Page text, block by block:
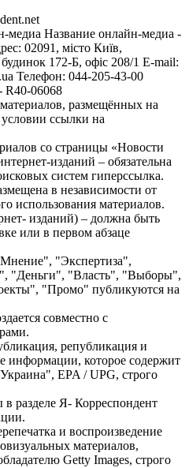
медиа Название онлайн-медиа -
02091, місто Київ,
172-Б, офіс 208/1 E-mail:
Телефон: 044-205-43-00
R40-06068
размещённых на
условии ссылки на
со страницы «Новости
изданий – обязательна
систем гиперссылка.
в независимости от
использования материалов.
изданий) – должна быть
или в первом абзаце
"Экспертиза",
"Деньги", "Власть", "Выборы",
"Промо" публикуются на
совместно с
републикация и
информации, которое содержит
EPA / UPG, строго
разделе Я- Корреспондент
и воспроизведение
материалов,
Getty Images, строго